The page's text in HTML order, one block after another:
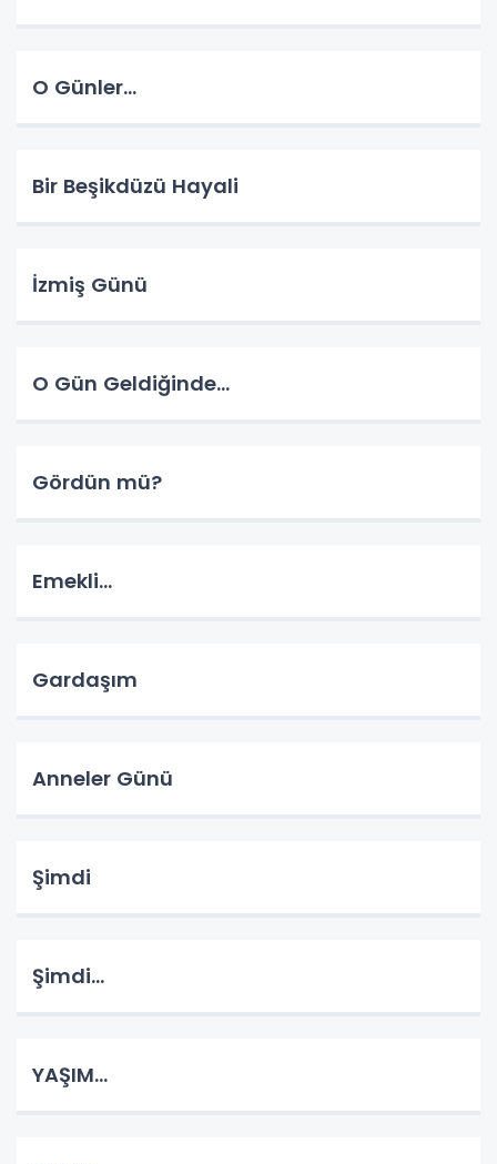
O Günler...
Bir Beşikdüzü Hayali
İzmiş Günü
O Gün Geldiğinde...
Gördün mü?
Emekli...
Gardaşım
Anneler Günü
Şimdi
Şimdi...
YAŞIM...